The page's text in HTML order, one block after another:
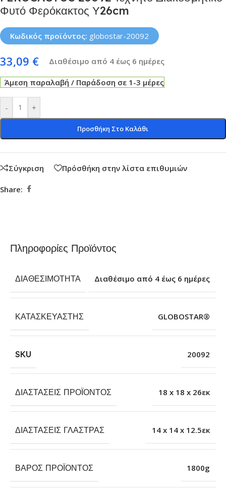
Φυτό Φερόκακτος Υ26cm
Κωδικός προϊόντος: globostar-20092
33,09 € Διαθέσιμο από 4 έως 6 ημέρες
Άμεση παραλαβή / Παράδοση σε 1-3 μέρες
- +
Προσθήκη Στο Καλάθι
Σύγκριση Πρόσθήκη στην λίστα επιθυμιών
Share:
Πληροφορίες Προϊόντος
ΔΙΑΘΕΣΙΜΌΤΗΤΑ Διαθέσιμο από 4 έως 6 ημέρες
ΚΑΤΑΣΚΕΥΑΣΤΉΣ GLOBOSTAR®
SKU 20092
ΔΙΑΣΤΆΣΕΙΣ ΠΡΟΪΌΝΤΟΣ 18 x 18 x 26εκ
ΔΙΑΣΤΆΣΕΙΣ ΓΛΆΣΤΡΑΣ 14 x 14 x 12.5εκ
ΒΆΡΟΣ ΠΡΟΪΌΝΤΟΣ 1800g